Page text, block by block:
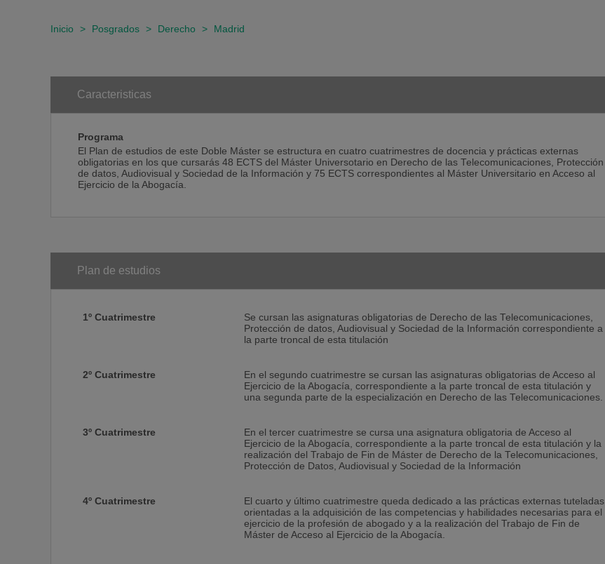
Inicio > Posgrados > Derecho > Madrid
Caracteristicas
Programa
El Plan de estudios de este Doble Máster se estructura en cuatro cuatrimestres de docencia y prácticas externas
obligatorias en los que cursarás 48 ECTS del Máster Universotario en Derecho de las Telecomunicaciones, Protección
de datos, Audiovisual y Sociedad de la Información y 75 ECTS correspondientes al Máster Universitario en Acceso al
Ejercicio de la Abogacía.
Plan de estudios
1º Cuatrimestre
Se cursan las asignaturas obligatorias de Derecho de las Telecomunicaciones,
Protección de datos, Audiovisual y Sociedad de la Información correspondiente a
la parte troncal de esta titulación
2º Cuatrimestre
En el segundo cuatrimestre se cursan las asignaturas obligatorias de Acceso al
Ejercicio de la Abogacía, correspondiente a la parte troncal de esta titulación y
una segunda parte de la especialización en Derecho de las Telecomunicaciones.
3º Cuatrimestre
En el tercer cuatrimestre se cursa una asignatura obligatoria de Acceso al
Ejercicio de la Abogacía, correspondiente a la parte troncal de esta titulación y la
realización del Trabajo de Fin de Máster de Derecho de la Telecomunicaciones,
Protección de Datos, Audiovisual y Sociedad de la Información
4º Cuatrimestre
El cuarto y último cuatrimestre queda dedicado a las prácticas externas tuteladas
orientadas a la adquisición de las competencias y habilidades necesarias para el
ejercicio de la profesión de abogado y a la realización del Trabajo de Fin de
Máster de Acceso al Ejercicio de la Abogacía.